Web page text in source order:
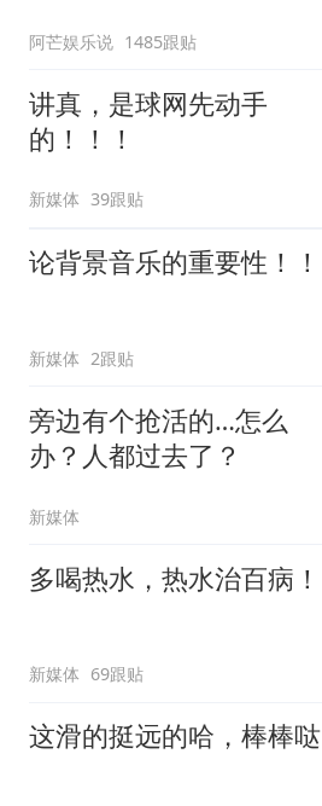
阿芒娱乐说 1485跟贴
讲真，是球网先动手
的！！！
新媒体 39跟贴
论背景音乐的重要性！！
新媒体 2跟贴
旁边有个抢活的…怎么
办？人都过去了？
新媒体
多喝热水，热水治百病！
新媒体 69跟贴
这滑的挺远的哈，棒棒哒